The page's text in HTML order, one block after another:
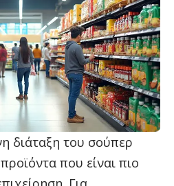
διάταξη του σούπερ
που είναι πιο